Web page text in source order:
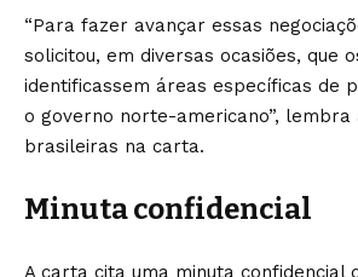
“Para fazer avançar essas
solicitou, em diversas ocasiões, que
identificassem áreas específicas de
o governo norte-americano”, lembra
brasileiras na carta.
Minuta confidencial
A carta cita uma minuta confidencial